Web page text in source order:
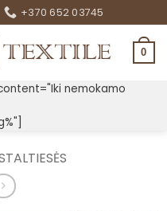
+370 652 03745
0
nemokamo